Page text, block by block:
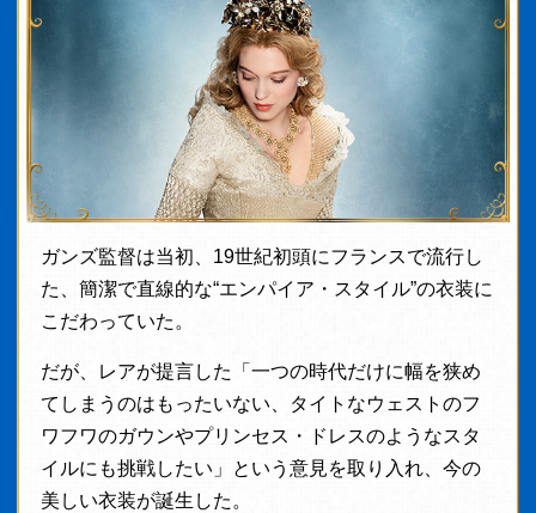
ガンズ監督は当初、19世紀初頭にフランスで流行し
た、簡潔で直線的な“エンパイア・スタイル”の衣装に
こだわっていた。
だが、レアが提言した「一つの時代だけに幅を狭め
てしまうのはもったいない、タイトなウェストのフ
ワフワのガウンやプリンセス・ドレスのようなスタ
イルにも挑戦したい」という意見を取り入れ、今の
美しい衣装が誕生した。